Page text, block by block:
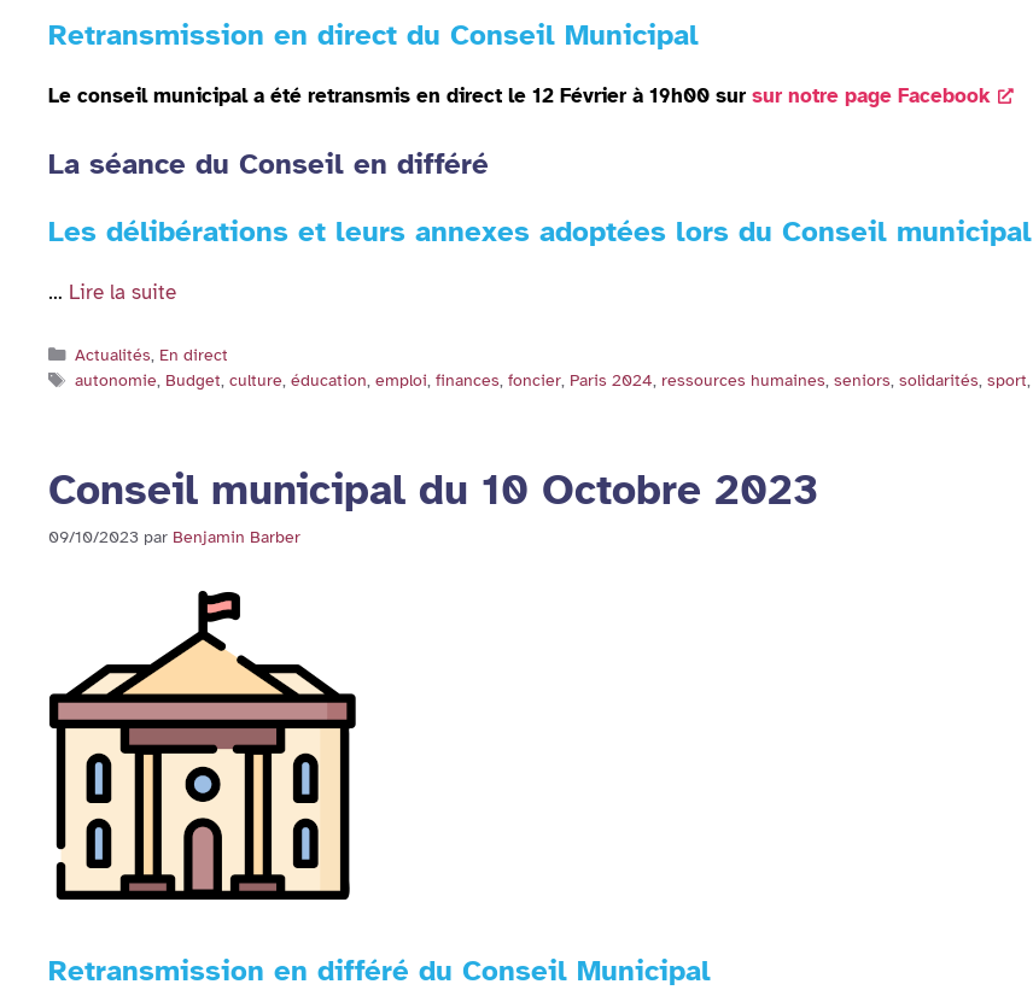
Retransmission en direct du Conseil Municipal
Le conseil municipal a été retransmis en direct le 12 Février à 19h00 sur sur notre page Facebook
La séance du Conseil en différé
Les délibérations et leurs annexes adoptées lors du Conseil municipal
… Lire la suite
Catégories
Actualités, En direct
Étiquettes
autonomie, Budget, culture, éducation, emploi, finances, foncier, Paris 2024, ressources humaines, seniors, solidarités, sport,
Conseil municipal du 10 Octobre 2023
09/10/2023 par Benjamin Barber
Retransmission en différé du Conseil Municipal